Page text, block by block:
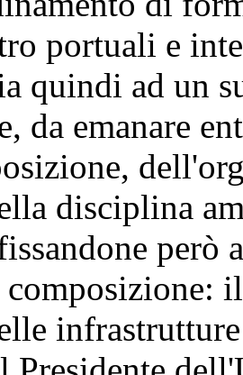
portuali e
ad un
da emanare
disciplina
però